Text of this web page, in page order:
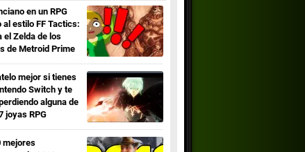
en un RPG
al estilo FF Tactics:
el Zelda de los
de Metroid Prime
mejor si tienes
Switch y te
alguna de
joyas RPG
mejores